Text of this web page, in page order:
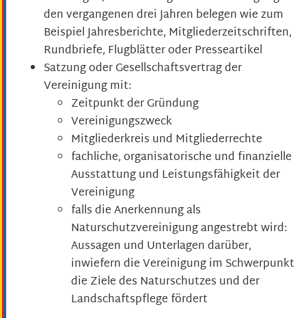
den vergangenen drei Jahren belegen wie zum
Beispiel Jahresberichte, Mitgliederzeitschriften,
Rundbriefe, Flugblätter oder Presseartikel
Satzung oder Gesellschaftsvertrag der
Vereinigung mit:
Zeitpunkt der Gründung
Vereinigungszweck
Mitgliederkreis und Mitgliederrechte
fachliche, organisatorische und finanzielle
Ausstattung und Leistungsfähigkeit der
Vereinigung
falls die Anerkennung als
Naturschutzvereinigung angestrebt wird:
Aussagen und Unterlagen darüber,
inwiefern die Vereinigung im Schwerpunkt
die Ziele des Naturschutzes und der
Landschaftspflege fördert